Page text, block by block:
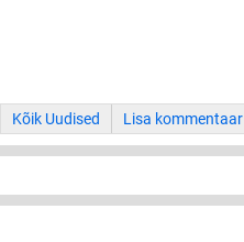
Kõik Uudised Lisa kommentaar